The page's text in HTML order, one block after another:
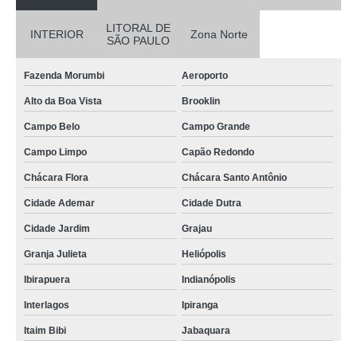
INTERIOR
LITORAL DE
SÃO PAULO
Zona Norte
Fazenda Morumbi Aeroporto
Alto da Boa Vista Brooklin
Campo Belo Campo Grande
Campo Limpo Capão Redondo
Chácara Flora Chácara Santo Antônio
Cidade Ademar Cidade Dutra
Cidade Jardim Grajau
Granja Julieta Heliópolis
Ibirapuera Indianópolis
Interlagos Ipiranga
Itaim Bibi Jabaquara